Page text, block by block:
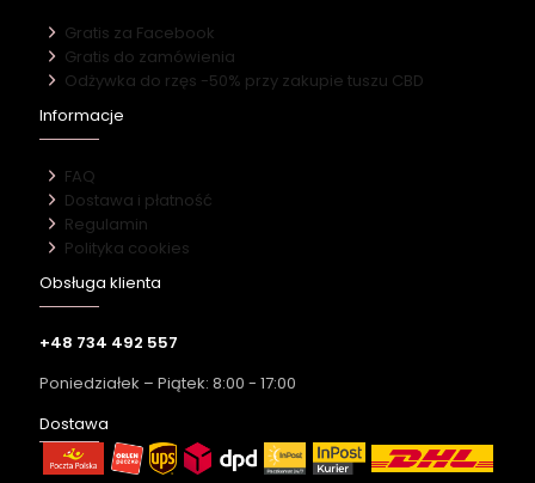
Gratis za Facebook
Gratis do zamówienia
Odżywka do rzęs -50% przy zakupie tuszu CBD
Informacje
FAQ
Dostawa i płatność
Regulamin
Polityka cookies
Obsługa klienta
+48 734 492 557
Poniedziałek – Piątek: 8:00 - 17:00
Dostawa